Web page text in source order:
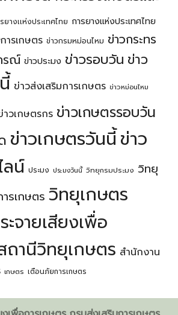
ยางเเห่งประเทศไทย การยางแห่งประเทศไทย
ารเกษตร ข่าวกรมหม่อนไหม ข่าวกระทร
รณ์ ข่าวประมง ข่าวรอบวัน ข่าว
ข่าวส่งเสริมการเกษตร ข่าวหม่อนไหม
าวเกษตรกร ข่าวเกษตรรอบวัน
ข่าวเกษตรวันนี้ ข่าว
ลน์ ประมง ประมงวันนี้ วิทยุกรมประมง วิทยุ
รเกษตร วิทยุเกษตร
จายเสียงเพื่อ
ถานีวิทยุเกษตร สำนักงาน
เกษตร เตือนภัยการเกษตร